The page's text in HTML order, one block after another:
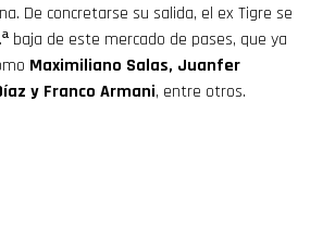
De concretarse su salida, el ex Tigre se
baja de este mercado de pases, que ya
Maximiliano Salas, Juanfer
y Franco Armani, entre otros.